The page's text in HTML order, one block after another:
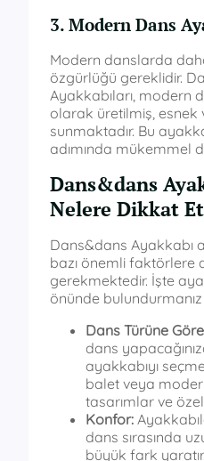
3. Modern Dans
Modern danslarda
özgürlüğü gereklidir.
Ayakkabıları, modern
olarak üretilmiş,
sunmaktadır. Bu
adımında mükemmel
Dans&dans
Nelere Dikkat
Dans&dans Ayakkabı
bazı önemli faktörlere
gerekmektedir. İşte
önünde
Dans Türüne
dans
ayakkabıyı
balet veya
tasarımlar ve
Konfor:
dans sırasında
büyük fark